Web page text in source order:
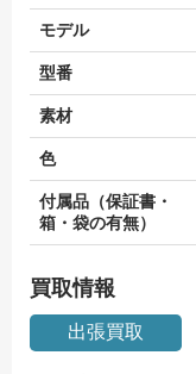
モデル
型番
素材
色
付属品（保証書・
箱・袋の有無）
買取情報
出張買取